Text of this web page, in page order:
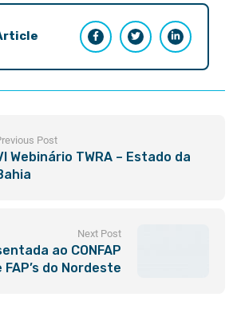
Post
Webinário TWRA – Estado da
Next Post
ao CONFAP
FAP’s do Nordeste